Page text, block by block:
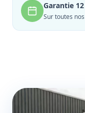
Garantie
Sur toutes